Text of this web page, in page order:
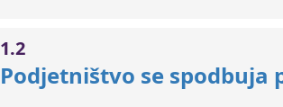
1.2
Podjetništvo se